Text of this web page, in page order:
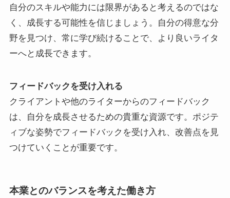
自分のスキルや能力には限界があると考えるのではな
く、成長する可能性を信じましょう。自分の得意な分
野を見つけ、常に学び続けることで、より良いライタ
ーへと成長できます。
フィードバックを受け入れる
クライアントや他のライターからのフィードバック
は、自分を成長させるための貴重な資源です。ポジテ
ィブな姿勢でフィードバックを受け入れ、改善点を見
つけていくことが重要です。
本業とのバランスを考えた働き方